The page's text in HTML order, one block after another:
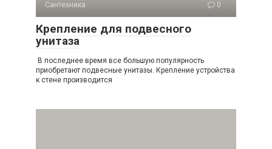
Сантехника 0
Крепление для подвесного
унитаза
В последнее время все большую популярность
приобретают подвесные унитазы. Крепление устройства
к стене производится